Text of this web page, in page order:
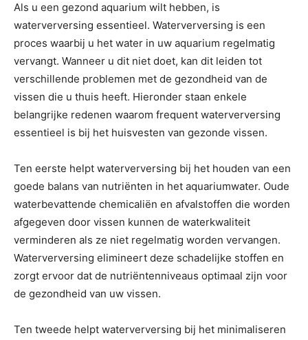
Als u een gezond aquarium wilt hebben, is
waterverversing essentieel. Waterverversing is een
proces waarbij u het water in uw aquarium regelmatig
vervangt. Wanneer u dit niet doet, kan dit leiden tot
verschillende problemen met de gezondheid van de
vissen die u thuis heeft. Hieronder staan ​​enkele
belangrijke redenen waarom frequent waterverversing
essentieel is bij het huisvesten van gezonde vissen.
Ten eerste helpt waterverversing bij het houden van een
goede balans van nutriënten in het aquariumwater. Oude
waterbevattende chemicaliën en afvalstoffen die worden
afgegeven door vissen kunnen de waterkwaliteit
verminderen als ze niet regelmatig worden vervangen.
Waterverversing elimineert deze schadelijke stoffen en
zorgt ervoor dat de nutriëntenniveaus optimaal zijn voor
de gezondheid van uw vissen.
Ten tweede helpt waterverversing bij het minimaliseren